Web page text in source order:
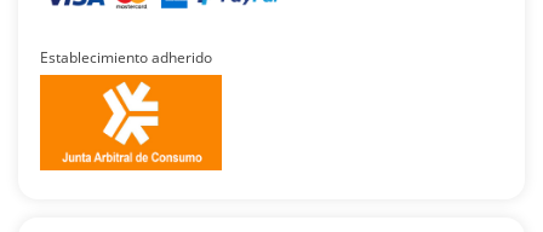
Establecimiento adherido